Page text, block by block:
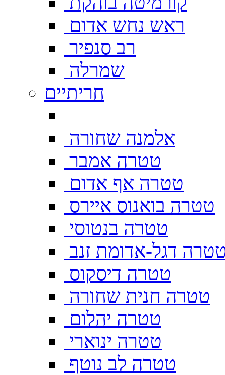
ראש נחש אדום
רב סנפיר
שמרלה
חריתיים
אלמנה שחורה
טטרה אמבר
טטרה אף אדום
טטרה בואנוס איירס
טטרה בנטוסי
דגל-אדומת זנב
טטרה דיסקוס
טטרה חנית שחורה
טטרה יהלום
טטרה ינוארי
טטרה לב נוטף